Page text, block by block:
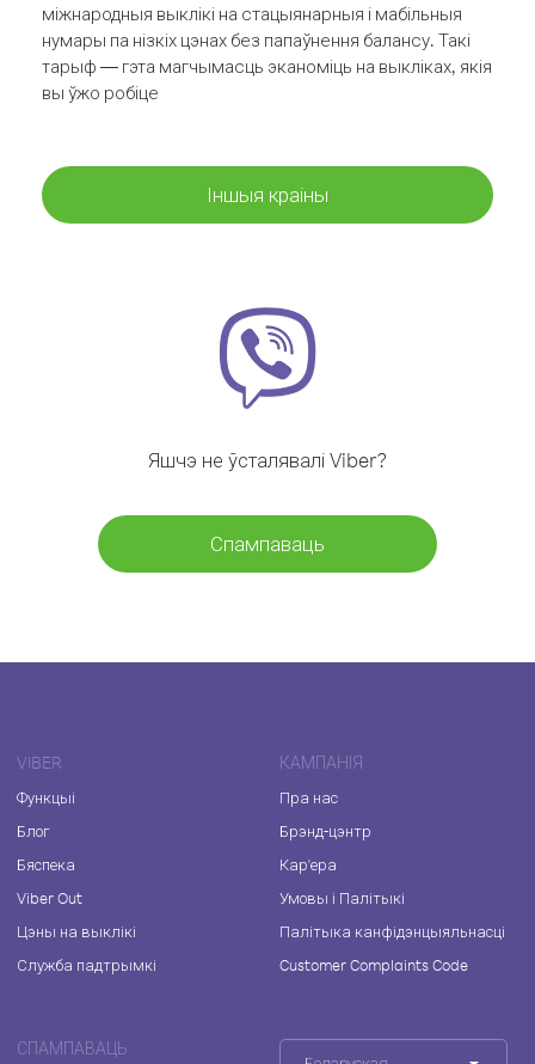
міжнародныя выклікі на стацыянарныя і мабільныя
нумары па нізкіх цэнах без папаўнення балансу. Такі
тарыф — гэта магчымасць эканоміць на выкліках, якія
вы ўжо робіце
Іншыя краіны
Яшчэ не ўсталявалі Viber?
Спампаваць
VIBER
Функцыі
Блог
Бяспека
Viber Out
Цэны на выклікі
Служба падтрымкі
КАМПАНІЯ
Пра нас
Брэнд-цэнтр
Кар'ера
Умовы і Палітыкі
Палітыка канфідэнцыяльнасці
Customer Complaints Code
СПАМПАВАЦЬ